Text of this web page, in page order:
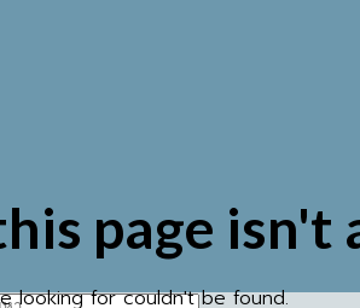
page isn't
looking for couldn't be found.